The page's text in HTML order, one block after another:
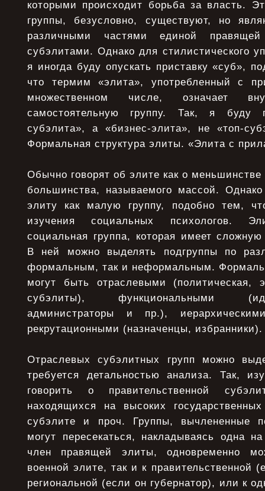
которыми происходит борьба за власть.
группы, безусловно, существуют, но
различными частями единой
субэлитами. Однако для стилистического
я иногда буду опускать приставку «суб»,
что термим «элита», употребленный с
множественном числе, означает
самостоятельную группу. Так, я буду
субэлита», а «бизнес-элита», не «топ-
Формальная структура элиты. «Элита с
Обычно говорят об элите как о
большинства, называемого массой.
элиту как малую группу, подобно тем,
изучения социальных психологов.
социальная группа, которая имеет
В ней можно выделять подгруппы по
формальным, так и неформальным.
могут быть отраслевыми (политическая,
субэлиты), функциональными
администраторы и пр.),
рекрутационными (назначенцы, избранники).
Отраслевых субэлитных групп можно
требуется детальностью анализа. Так,
говорить о правительственной
находящихся на высоких
субэлите и проч. Группы, вычлененные
могут пересекаться, накладываясь одна
член правящей элиты, одновременно
военной элите, так и к правительственной
региональной (если он губернатор), или к